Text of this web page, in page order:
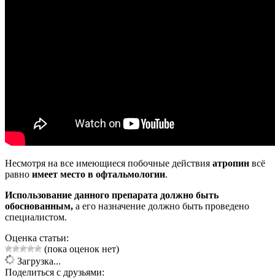
Несмотря на все имеющиеся побочные действия атропин всё
равно имеет место в офтальмологии.
Использование данного препарата должно быть
обоснованным, а его назначение должно быть проведено
специалистом.
Оценка статьи:
(пока оценок нет)
Загрузка...
Поделиться с друзьями: